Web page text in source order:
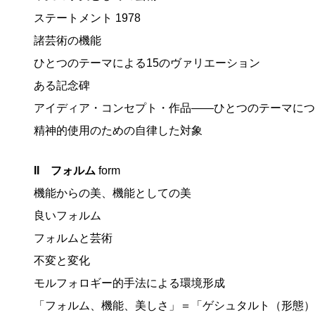
ステートメント 1978
諸芸術の機能
ひとつのテーマによる15のヴァリエーション
ある記念碑
アイディア・コンセプト・作品――ひとつのテーマに
精神的使用のための自律した対象
II フォルム form
機能からの美、機能としての美
良いフォルム
フォルムと芸術
不変と変化
モルフォロギー的手法による環境形成
「フォルム、機能、美しさ」＝「ゲシュタルト（形態